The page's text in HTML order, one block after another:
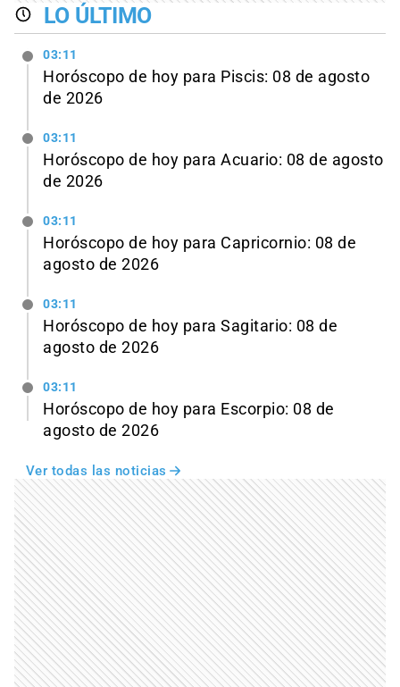
LO ÚLTIMO
03:11
Horóscopo de hoy para Piscis: 08 de agosto
de 2026
03:11
Horóscopo de hoy para Acuario: 08 de agosto
de 2026
03:11
Horóscopo de hoy para Capricornio: 08 de
agosto de 2026
03:11
Horóscopo de hoy para Sagitario: 08 de
agosto de 2026
03:11
Horóscopo de hoy para Escorpio: 08 de
agosto de 2026
Ver todas las noticias